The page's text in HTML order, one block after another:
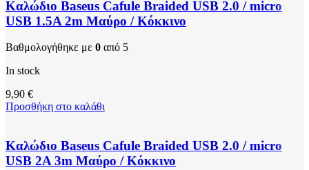
Καλώδιο Baseus Cafule Braided USB 2.0 / micro
USB 1.5A 2m Μαύρο / Κόκκινο
Βαθμολογήθηκε με 0 από 5
In stock
9,90 €
Προσθήκη στο καλάθι
Καλώδιο Baseus Cafule Braided USB 2.0 / micro
USB 2A 3m Μαύρο / Κόκκινο